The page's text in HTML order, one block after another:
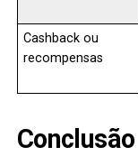
Cashback ou
recompensas
Conclusão